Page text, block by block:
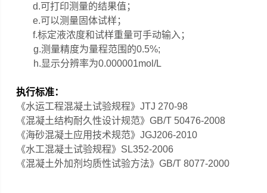
d.可打印测量的结果值；
e.可以测量固体试样；
f.标定液浓度和试样重量可手动输入；
g.测量精度为量程范围的0.5%;
h.显示分辨率为0.000001mol/L
执行标准：
《水运工程混凝土试验规程》JTJ 270-98
《混凝土结构耐久性设计规范》GB/T 50476-2008
《海砂混凝土应用技术规范》JGJ206-2010
《水工混凝土试验规程》SL352-2006
《混凝土外加剂均质性试验方法》GB/T 8077-2000